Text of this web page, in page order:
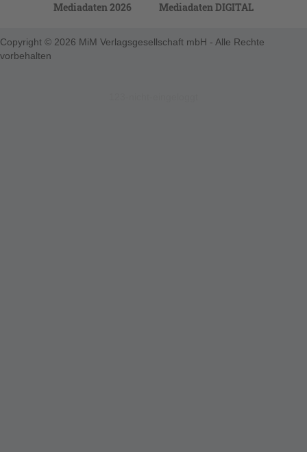
Mediadaten 2026 Mediadaten DIGITAL
Copyright © 2026 MiM Verlagsgesellschaft mbH - Alle Rechte
vorbehalten